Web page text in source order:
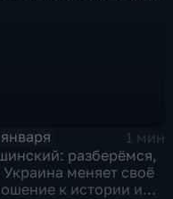
1 мин
разберёмся,
Украина меняет своё
к истории и